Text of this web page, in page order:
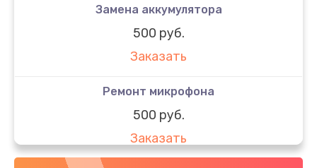
Замена аккумулятора
500 руб.
Заказать
Ремонт микрофона
500 руб.
Заказать